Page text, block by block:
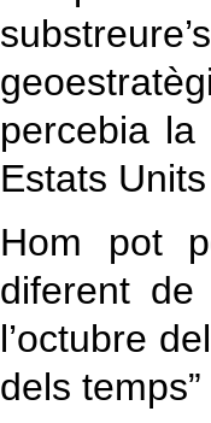
percebia
Estats
Hom pot
diferent
l’octubre
dels